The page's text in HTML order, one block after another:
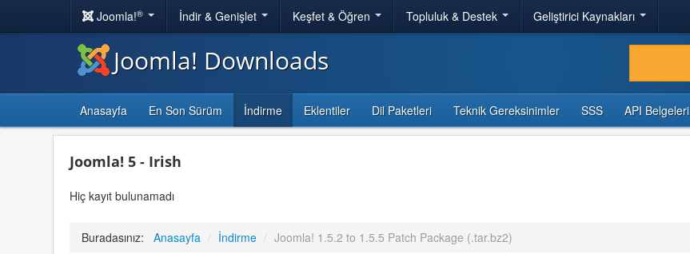
Joomla!® İndir & Genişlet Keşfet & Öğren Topluluk & Destek Geliştirici Kaynakları
Joomla! Downloads
Anasayfa En Son Sürüm İndirme Eklentiler Dil Paketleri Teknik Gereksinimler SSS API Belgeleri
Joomla! 5 - Irish
Hiç kayıt bulunamadı
Buradasınız: Anasayfa / İndirme / Joomla! 1.5.2 to 1.5.5 Patch Package (.tar.bz2)